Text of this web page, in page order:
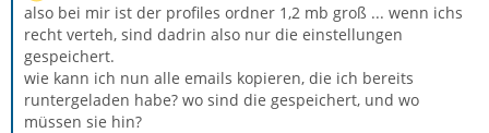
also bei mir ist der profiles ordner 1,2 mb groß ... wenn ichs
recht verteh, sind dadrin also nur die einstellungen
gespeichert.
wie kann ich nun alle emails kopieren, die ich bereits
runtergeladen habe? wo sind die gespeichert, und wo
müssen sie hin?